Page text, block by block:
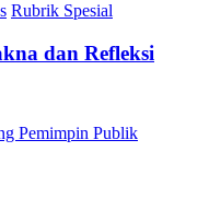
Rubrik Spesial
dan Refleksi